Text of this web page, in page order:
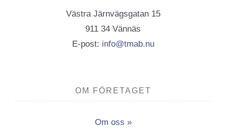
Västra Järnvägsgatan 15
911 34 Vännäs
E-post: info@tmab.nu
OM FÖRETAGET
Om oss »